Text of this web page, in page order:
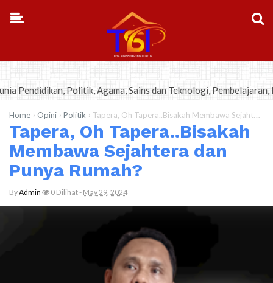
Sains dan Teknologi, Pembelajaran, Bisnis-
Home › Opini › Politik › Tapera, Oh Tapera..Bisakah Membawa Sejahtera dan Punya Rumah?
Tapera, Oh Tapera..Bisakah
Membawa Sejahtera dan
Punya Rumah?
ByAdmin 0 Dilihat- May 29, 2024